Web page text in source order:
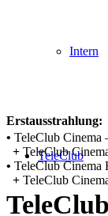
Intern
TeleClub
Erstausstrahlung:
• TeleClub Cinema
+ TeleClub
• TeleClub
+ TeleClub